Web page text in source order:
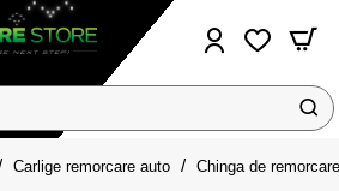
Carlige remorcare auto Chinga de